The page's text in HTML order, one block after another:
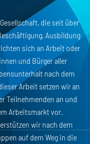
die seit über
Ausbildung
sich an Arbeit oder
und Bürger aller
nach dem
Arbeit setzen wir an
Teilnehmenden an und
Arbeitsmarkt vor.
wir nach dem
auf dem Weg in die